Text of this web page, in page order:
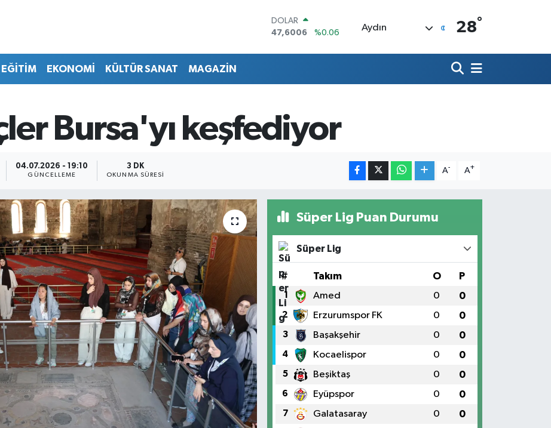
DOLAR
47,6006
%0.06
BİST100
13.799
%70
BITCOIN
Aydın 28°
EĞİTİM EKONOMİ KÜLTÜR SANAT MAGAZİN
Bursa'yı keşfediyor
04.07.2026 - 19:10
GÜNCELLEME
3 DK
OKUNMA SÜRESI
A- A+
Süper Lig Puan Durumu
Süper Lig
# Takım O P
1 Amed 0 0
2 Erzurumspor FK 0 0
3 Başakşehir 0 0
4 Kocaelispor 0 0
5 Beşiktaş 0 0
6 Eyüpspor 0 0
7 Galatasaray 0 0